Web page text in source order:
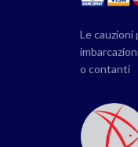
Le
o contanti